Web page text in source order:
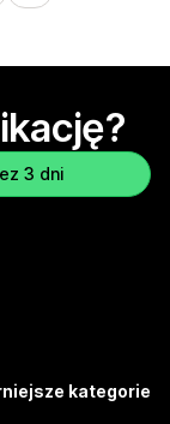
3 dni
kategorie